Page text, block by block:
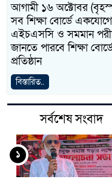
আগামী ১৬ অক্টোবর
সব শিক্ষা বোর্ডে
এইচএসসি ও সমমান
জানতে পারবে শিক্ষা
প্রতিষ্ঠান
বিস্তারিত..
সর্বশেষ সংবাদ
১